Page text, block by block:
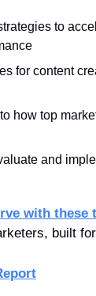
to
for content
how top
and
with these
built